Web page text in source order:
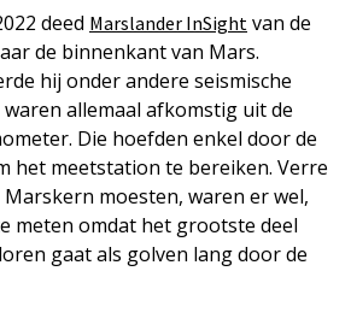
deed Marslander InSight van de
de binnenkant van Mars.
hij onder andere seismische
allemaal afkomstig uit de
Die hoefden enkel door de
het meetstation te bereiken. Verre
moesten, waren er wel,
meten omdat het grootste deel
gaat als golven lang door de